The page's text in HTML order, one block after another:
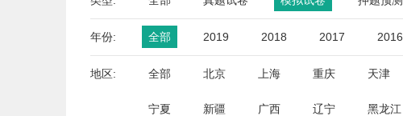
年份: 全部 2019 2018 2017 2016
地区: 全部 北京 上海 重庆 天津
宁夏 新疆 广西 辽宁 黑龙江